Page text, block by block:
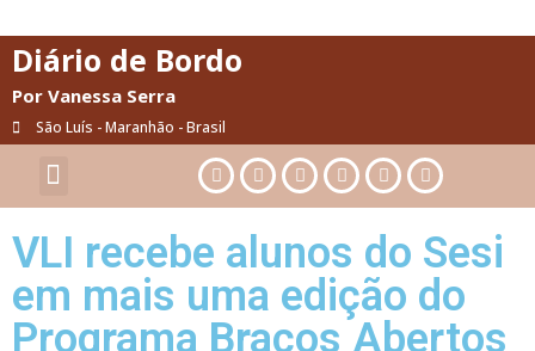
Diário de Bordo
Por Vanessa Serra
São Luís - Maranhão - Brasil
VLI recebe alunos do Sesi
em mais uma edição do
Programa Braços Abertos